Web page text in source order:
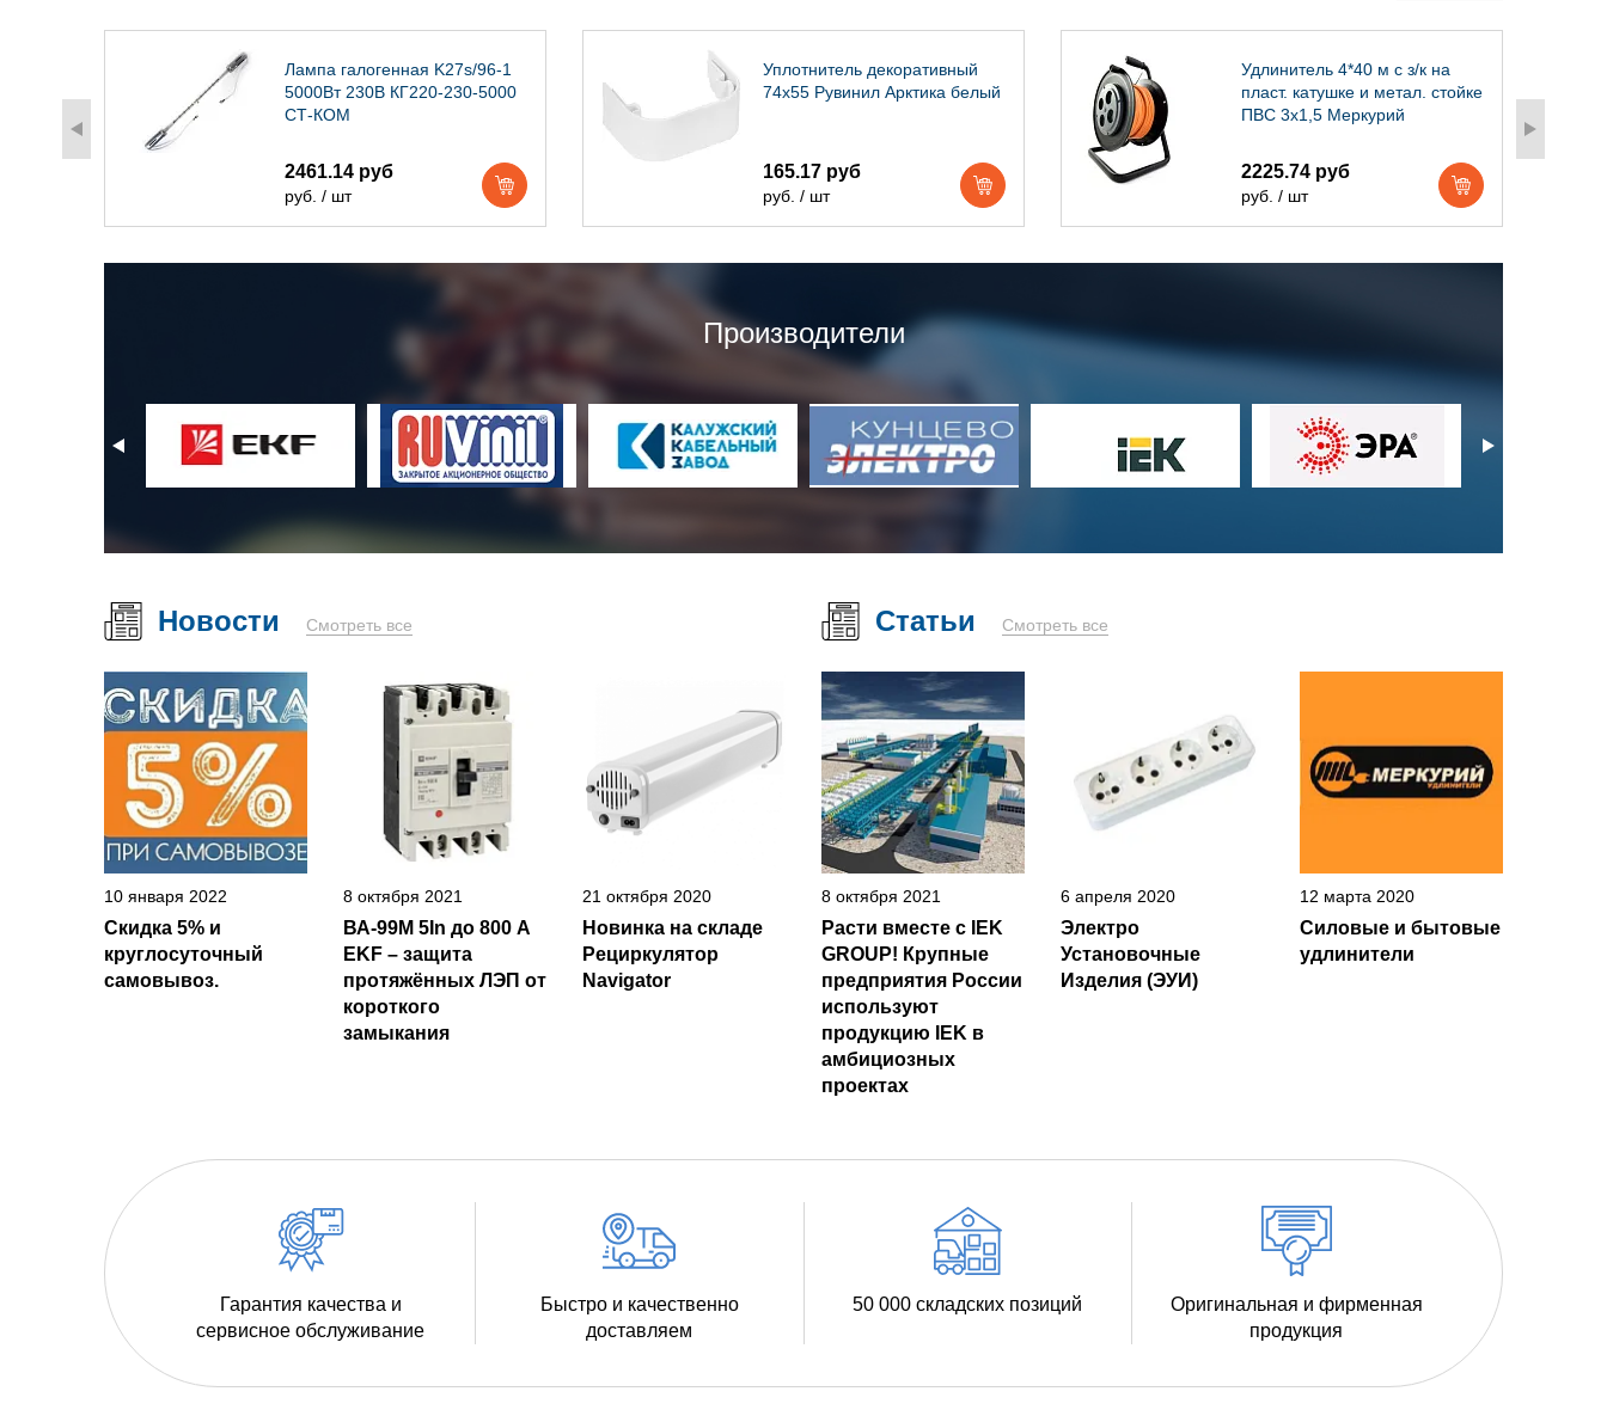
Лампа галогенная K27s/96-1
5000Вт 230В КГ220-230-5000
СТ-КОМ
2461.14 руб
руб. / шт
Уплотнитель декоративный
74х55 Рувинил Арктика белый
165.17 руб
руб. / шт
Удлинитель 4*40 м с з/к на
пласт. катушке и метал. стойке
ПВС 3х1,5 Меркурий
2225.74 руб
руб. / шт
Производители
Новости Смотреть все
10 января 2022
Скидка 5% и
круглосуточный
самовывоз.
8 октября 2021
ВА-99М 5In до 800 А
EKF – защита
протяжённых ЛЭП от
короткого
замыкания
21 октября 2020
Новинка на складе
Рециркулятор
Navigator
Статьи Смотреть все
8 октября 2021
Расти вместе с IEK
GROUP! Крупные
предприятия России
используют
продукцию IEK в
амбициозных
проектах
6 апреля 2020
Электро
Установочные
Изделия (ЭУИ)
12 марта 2020
Силовые и бытовые
удлинители
Гарантия качества и
сервисное обслуживание
Быстро и качественно
доставляем
50 000 складских позиций
Оригинальная и фирменная
продукция